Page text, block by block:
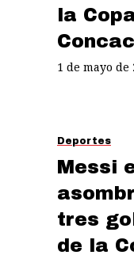
la
1 de mayo de
Deportes
Messi
tres
de la